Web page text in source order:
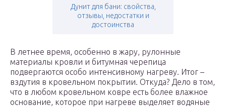
Дунит для бани: свойства,
отзывы, недостатки и
достоинства
В летнее время, особенно в жару, рулонные
материалы кровли и битумная черепица
подвергаются особо интенсивному нагреву. Итог –
вздутия в кровельном покрытии. Откуда? Дело в том,
что в любом кровельном ковре есть более влажное
основание, которое при нагреве выделяет водяные